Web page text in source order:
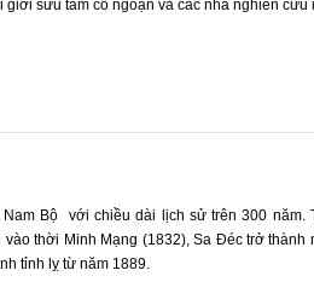
sưu tầm cổ ngoạn và các nhà nghiên cứu
đặc biệt này.
Bộ với chiều dài lịch sử trên 300 năm.
thời Minh Mạng (1832), Sa Đéc trở thành
tỉnh lỵ từ năm 1889.